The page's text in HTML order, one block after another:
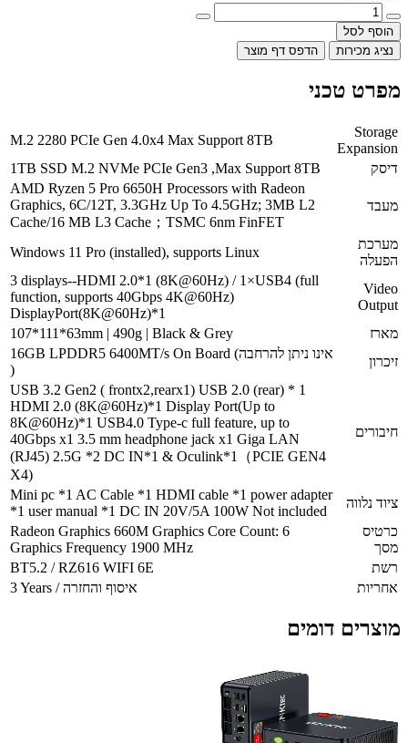
הוסף לסל
נציג מכירות
הדפס דף מוצר
מפרט טכני
Storage
Expansion
M.2 2280 PCIe Gen 4.0x4 Max Support 8TB
דיסק
1TB SSD M.2 NVMe PCIe Gen3 ,Max Support 8TB
מעבד
AMD Ryzen 5 Pro 6650H Processors with Radeon
Graphics, 6C/12T, 3.3GHz Up To 4.5GHz; 3MB L2
Cache/16 MB L3 Cache；TSMC 6nm FinFET
מערכת
הפעלה
Windows 11 Pro (installed), supports Linux
Video
Output
3 displays--HDMI 2.0*1 (8K@60Hz) / 1×USB4 (full
function, supports 40Gbps 4K@60Hz)
DisplayPort(8K@60Hz)*1
מארז
107*111*63mm | 490g | Black & Grey
זיכרון
16GB LPDDR5 6400MT/s On Board (אינו ניתן להרחבה
)
חיבורים
USB 3.2 Gen2 ( frontx2,rearx1) USB 2.0 (rear) * 1
HDMI 2.0 (8K@60Hz)*1 Display Port(Up to
8K@60Hz)*1 USB4.0 Type-c full feature, up to
40Gbps x1 3.5 mm headphone jack x1 Giga LAN
(RJ45) 2.5G *2 DC IN*1 & Oculink*1（PCIE GEN4
X4)
ציוד נלווה
Mini pc *1 AC Cable *1 HDMI cable *1 power adapter
*1 user manual *1 DC IN 20V/5A 100W Not included
כרטיס
מסך
Radeon Graphics 660M Graphics Core Count: 6
Graphics Frequency 1900 MHz
רשת
BT5.2 / RZ616 WIFI 6E
אחריות
3 Years / איסוף והחזרה
מוצרים דומים